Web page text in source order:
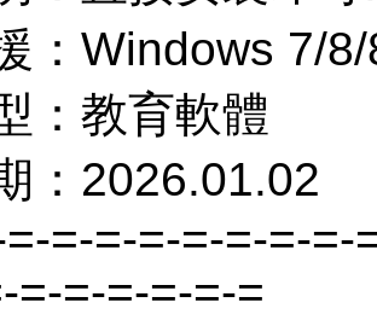
：Windows 7/
：教育軟體
：2026.01.02
=-=-=-=-=-=-
=-=-=-=-=-=